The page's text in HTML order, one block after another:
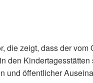
die zeigt, dass der
den
und öffentlicher